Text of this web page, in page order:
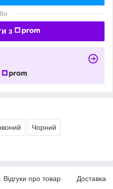
з
Чорний
Відгуки про товар Доставка